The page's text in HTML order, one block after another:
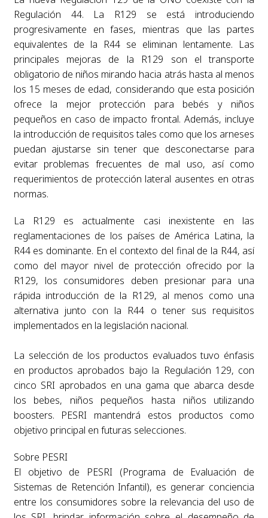
Regulación 44. La R129 se está introduciendo
progresivamente en fases, mientras que las partes
equivalentes de la R44 se eliminan lentamente. Las
principales mejoras de la R129 son el transporte
obligatorio de niños mirando hacia atrás hasta al menos
los 15 meses de edad, considerando que esta posición
ofrece la mejor protección para bebés y niños
pequeños en caso de impacto frontal. Además, incluye
la introducción de requisitos tales como que los arneses
puedan ajustarse sin tener que desconectarse para
evitar problemas frecuentes de mal uso, así como
requerimientos de protección lateral ausentes en otras
normas.
La R129 es actualmente casi inexistente en las
reglamentaciones de los países de América Latina, la
R44 es dominante. En el contexto del final de la R44, así
como del mayor nivel de protección ofrecido por la
R129, los consumidores deben presionar para una
rápida introducción de la R129, al menos como una
alternativa junto con la R44 o tener sus requisitos
implementados en la legislación nacional.
La selección de los productos evaluados tuvo énfasis
en productos aprobados bajo la Regulación 129, con
cinco SRI aprobados en una gama que abarca desde
los bebes, niños pequeños hasta niños utilizando
boosters. PESRI mantendrá estos productos como
objetivo principal en futuras selecciones.
Sobre PESRI
El objetivo de PESRI (Programa de Evaluación de
Sistemas de Retención Infantil), es generar conciencia
entre los consumidores sobre la relevancia del uso de